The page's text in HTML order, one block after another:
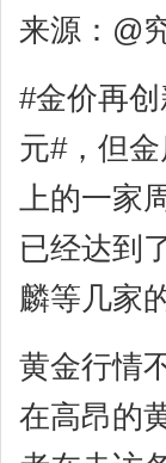
来源：@
#金价再
元#，但
上的一家
已经达到
麟等几家
黄金行情
在高昂的